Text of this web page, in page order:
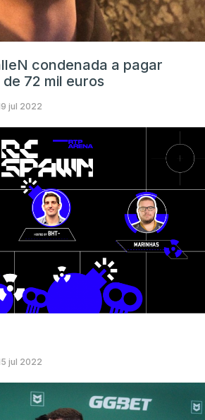
condenada a pagar
72 mil euros
jul 2022
jul 2022